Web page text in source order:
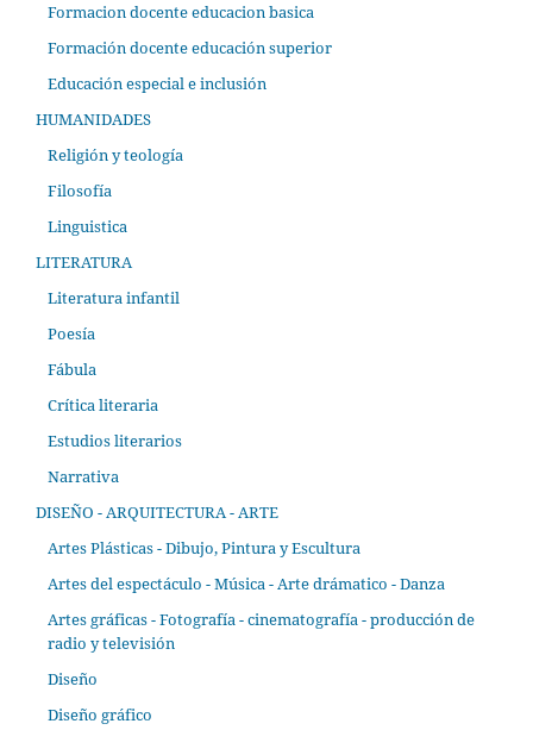
Formacion docente educacion basica
Formación docente educación superior
Educación especial e inclusión
HUMANIDADES
Religión y teología
Filosofía
Linguistica
LITERATURA
Literatura infantil
Poesía
Fábula
Crítica literaria
Estudios literarios
Narrativa
DISEÑO - ARQUITECTURA - ARTE
Artes Plásticas - Dibujo, Pintura y Escultura
Artes del espectáculo - Música - Arte drámatico - Danza
Artes gráficas - Fotografía - cinematografía - producción de
radio y televisión
Diseño
Diseño gráfico